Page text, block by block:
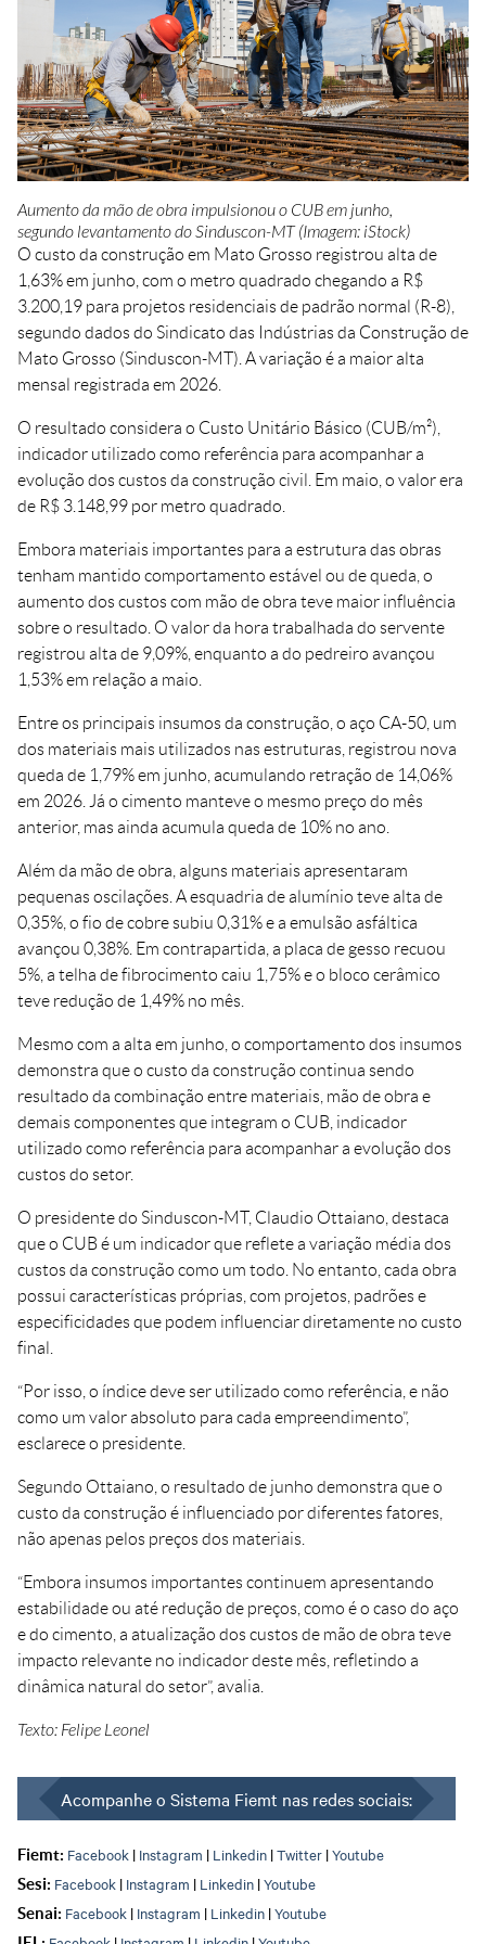
Trabalhe Conosco
Portal do Fornecedor
Ouvidoria FIEMT
Certidões
de Dados
Balanços Financeiros
Downloads
Aumento da mão de obra impulsionou o CUB em junho,
segundo levantamento do Sinduscon-MT (Imagem: iStock)
O custo da construção em Mato Grosso registrou alta de
1,63% em junho, com o metro quadrado chegando a R$
3.200,19 para projetos residenciais de padrão normal (R-8),
segundo dados do Sindicato das Indústrias da Construção de
Mato Grosso (Sinduscon-MT). A variação é a maior alta
mensal registrada em 2026.
O resultado considera o Custo Unitário Básico (CUB/m²),
indicador utilizado como referência para acompanhar a
evolução dos custos da construção civil. Em maio, o valor era
de R$ 3.148,99 por metro quadrado.
Embora materiais importantes para a estrutura das obras
tenham mantido comportamento estável ou de queda, o
aumento dos custos com mão de obra teve maior influência
sobre o resultado. O valor da hora trabalhada do servente
registrou alta de 9,09%, enquanto a do pedreiro avançou
1,53% em relação a maio.
Entre os principais insumos da construção, o aço CA-50, um
dos materiais mais utilizados nas estruturas, registrou nova
queda de 1,79% em junho, acumulando retração de 14,06%
em 2026. Já o cimento manteve o mesmo preço do mês
anterior, mas ainda acumula queda de 10% no ano.
Além da mão de obra, alguns materiais apresentaram
pequenas oscilações. A esquadria de alumínio teve alta de
0,35%, o fio de cobre subiu 0,31% e a emulsão asfáltica
avançou 0,38%. Em contrapartida, a placa de gesso recuou
5%, a telha de fibrocimento caiu 1,75% e o bloco cerâmico
teve redução de 1,49% no mês.
Mesmo com a alta em junho, o comportamento dos insumos
demonstra que o custo da construção continua sendo
resultado da combinação entre materiais, mão de obra e
demais componentes que integram o CUB, indicador
utilizado como referência para acompanhar a evolução dos
custos do setor.
O presidente do Sinduscon-MT, Claudio Ottaiano, destaca
que o CUB é um indicador que reflete a variação média dos
custos da construção como um todo. No entanto, cada obra
possui características próprias, com projetos, padrões e
especificidades que podem influenciar diretamente no custo
final.
“Por isso, o índice deve ser utilizado como referência, e não
como um valor absoluto para cada empreendimento”,
esclarece o presidente.
Segundo Ottaiano, o resultado de junho demonstra que o
custo da construção é influenciado por diferentes fatores,
não apenas pelos preços dos materiais.
“Embora insumos importantes continuem apresentando
estabilidade ou até redução de preços, como é o caso do aço
e do cimento, a atualização dos custos de mão de obra teve
impacto relevante no indicador deste mês, refletindo a
dinâmica natural do setor”, avalia.
Texto: Felipe Leonel
Acompanhe o Sistema Fiemt nas redes sociais:
Fiemt: Facebook | Instagram | Linkedin |Twitter |Youtube
Sesi: Facebook | Instagram | Linkedin |Youtube
Senai: Facebook | Instagram | Linkedin |Youtube